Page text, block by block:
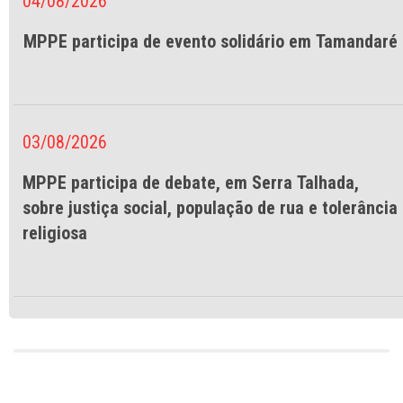
MPPE participa de evento solidário em Tamandaré
03/08/2026
MPPE participa de debate, em Serra Talhada,
sobre justiça social, população de rua e tolerância
religiosa